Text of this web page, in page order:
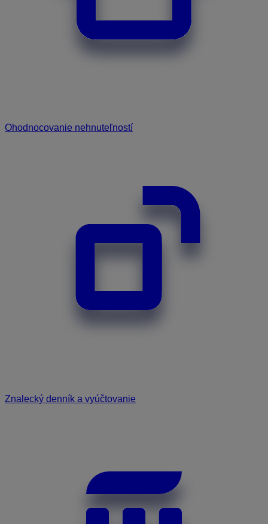
Ohodnocovanie nehnuteľností
Znalecký denník a vyúčtovanie